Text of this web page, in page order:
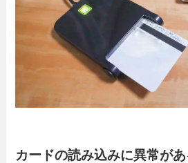
カードの読み込みに異常が